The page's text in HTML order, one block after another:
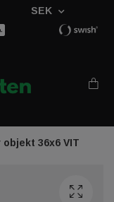
SEK
objekt 36x6 VIT